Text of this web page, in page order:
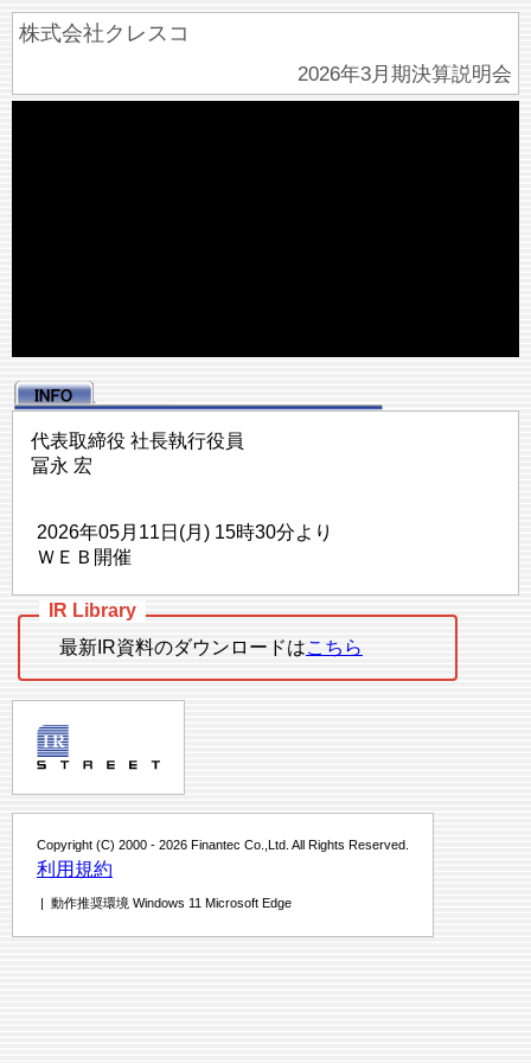
株式会社クレスコ
2026年3月期決算説明会
代表取締役 社長執行役員
冨永 宏
2026年05月11日(月) 15時30分より
ＷＥＢ開催
最新IR資料のダウンロードはこちら
Copyright (C) 2000 - 2026 Finantec Co.,Ltd. All Rights Reserved.
利用規約
| 動作推奨環境 Windows 11 Microsoft Edge